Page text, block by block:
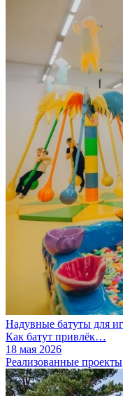
Надувные батуты для
Как батут привлёк…
18 мая 2026
Реализованные проекты